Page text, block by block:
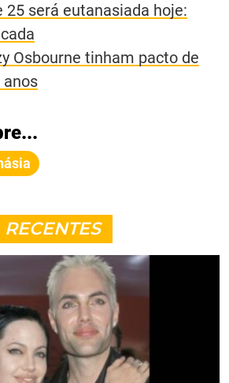
25 será eutanasiada hoje:
Osbourne tinham pacto de
anos
RECENTES